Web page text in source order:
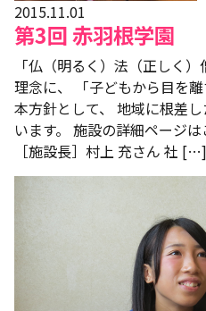
2015.11.01
第3回 赤羽根学園
「仏（明るく）法（正しく
理念に、 「子どもから目を
本方針として、 地域に根差
います。 施設の詳細ページ
［施設長］村上 充さん 社 […]